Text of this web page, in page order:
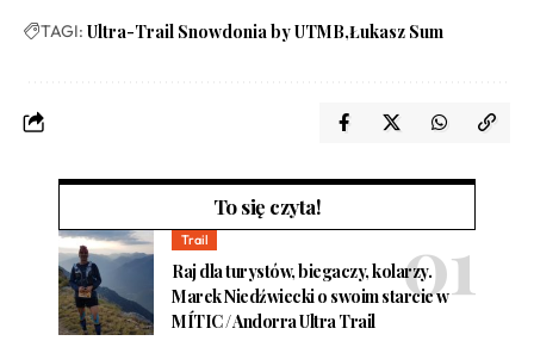
TAGI: Ultra-Trail Snowdonia by UTMB Łukasz Sum
To się czyta!
Trail
Raj dla turystów, biegaczy, kolarzy.
Marek Niedźwiecki o swoim starcie w
MÍTIC / Andorra Ultra Trail